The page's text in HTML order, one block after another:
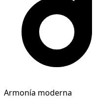
Armonía moderna